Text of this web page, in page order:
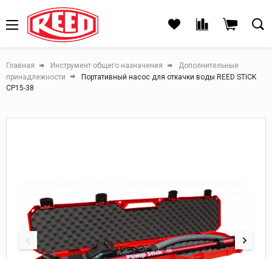
Главная Инструмент общего назначения
Дополнительные
принадлежности
Портативный насос для откачки воды REED STICK
СР15-38